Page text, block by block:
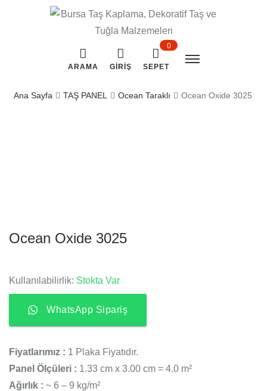
ARAMA GIRIŞ
0
SEPET
Ana Sayfa TAŞ PANEL Ocean Taraklı Ocean Oxide 3025
Ocean Oxide 3025
Kullanılabilirlik: Stokta Var
WhatsApp Sipariş
Fiyatlarımız : 1 Plaka Fiyatıdır.
Panel Ölçüleri : 1.33 cm x 3.00 cm = 4.0 m²
Ağırlık : ~ 6 – 9 kg/m²